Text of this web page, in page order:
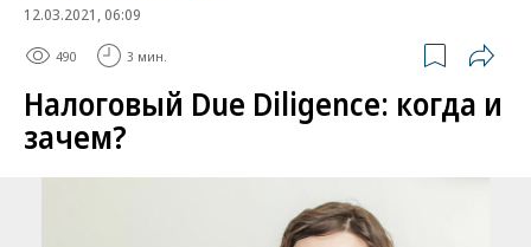
12.03.2021, 06:09
490 3 мин.
Налоговый Due Diligence: когда и
зачем?